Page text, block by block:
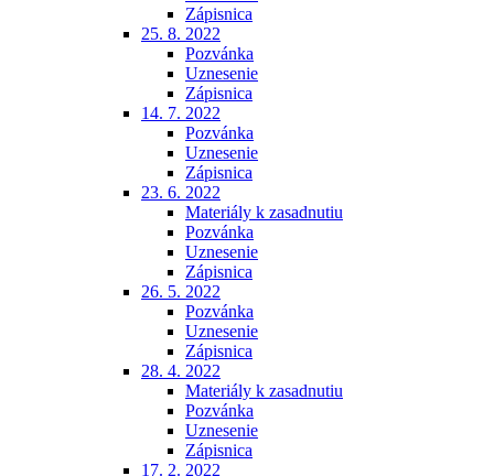
Zápisnica
25. 8. 2022
Pozvánka
Uznesenie
Zápisnica
14. 7. 2022
Pozvánka
Uznesenie
Zápisnica
23. 6. 2022
Materiály k zasadnutiu
Pozvánka
Uznesenie
Zápisnica
26. 5. 2022
Pozvánka
Uznesenie
Zápisnica
28. 4. 2022
Materiály k zasadnutiu
Pozvánka
Uznesenie
Zápisnica
17. 2. 2022